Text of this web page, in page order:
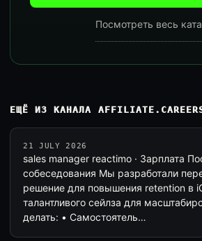
Посмотреть весь
ЕЩЁ ИЗ КАНАЛА
21 JULY 2026
sales manager reactimo · Зарплата
собеседования Мы разработали
решение для повышения retention в
талантливого cейлза для
делать: • Самостоятель…